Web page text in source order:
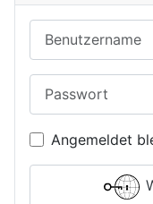
Angemeldet